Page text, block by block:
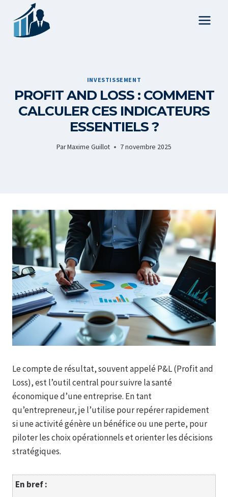
contenu
INVESTISSEMENT
PROFIT AND LOSS : COMMENT
CALCULER CES INDICATEURS
ESSENTIELS ?
ParMaxime Guillot 7 novembre 2025
Le compte de résultat, souvent appelé P&L (Profit and
Loss), est l’outil central pour suivre la santé
économique d’une entreprise. En tant
qu’entrepreneur, je l’utilise pour repérer rapidement
si une activité génère un bénéfice ou une perte, pour
piloter les choix opérationnels et orienter les décisions
stratégiques.
En bref :